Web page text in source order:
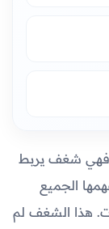
فهي شغف يربط
الجميع
هذا الشغف لم